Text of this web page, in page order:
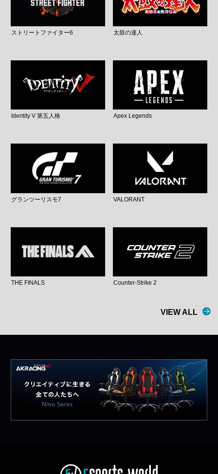
ストリートファイター6 太鼓の達人
Identity V 第五人格 Apex Legends
グランツーリスモ7 VALORANT
THE FINALS Counter-Strike 2
VIEW ALL